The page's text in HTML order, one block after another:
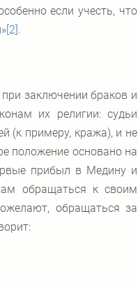
если учесть, что
[2].
заключении браков и
их религии: судьи
(к примеру, кража), и не
положение основано на
прибыл в Медину и
обращаться к своим
обращаться за